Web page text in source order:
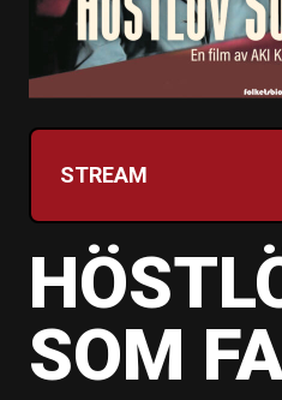
STREAM
SOM